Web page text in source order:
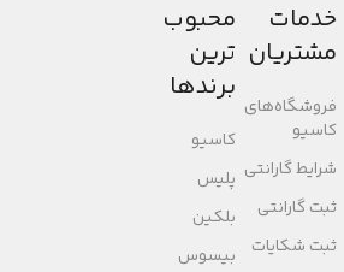
خدمات
مشتریان
فروشگاه‌های
کاسیو
شرایط گارانتی
ثبت گارانتی
ثبت شکایات
محبوب
ترین
برندها
کاسیو
پلیس
بلکین
بیسوس